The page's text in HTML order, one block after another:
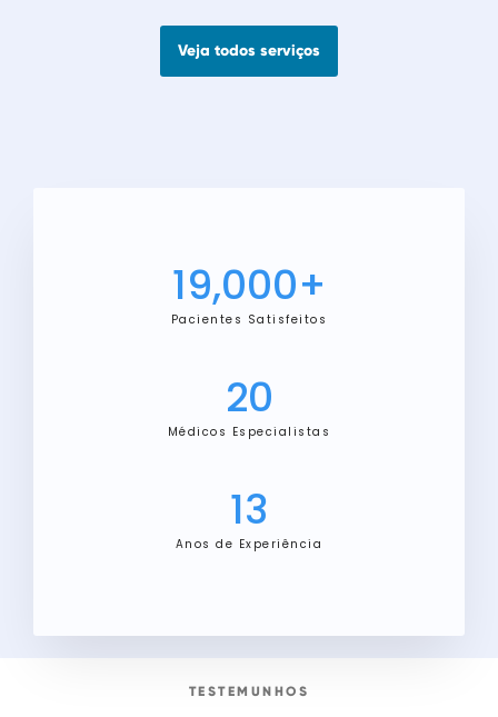
Veja todos serviços
19,000+
Pacientes Satisfeitos
20
Médicos Especialistas
13
Anos de Experiência
TESTEMUNHOS